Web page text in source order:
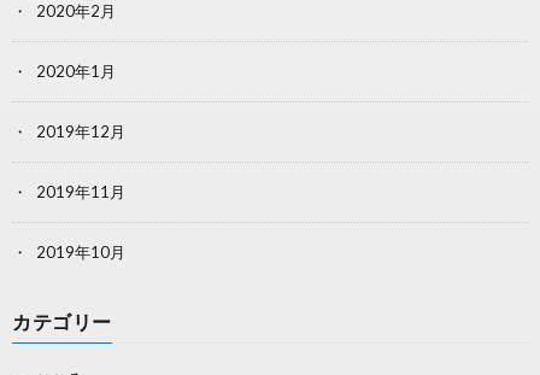
2020年2月
2020年1月
2019年12月
2019年11月
2019年10月
カテゴリー